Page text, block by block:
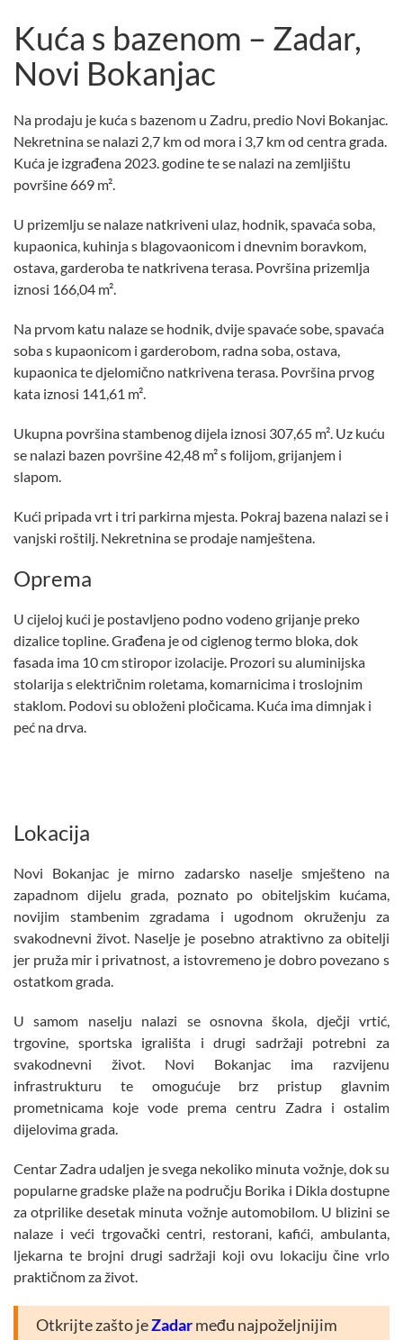
Kuća s bazenom – Zadar,
Novi Bokanjac
Na prodaju je kuća s bazenom u Zadru, predio Novi Bokanjac.
Nekretnina se nalazi 2,7 km od mora i 3,7 km od centra grada.
Kuća je izgrađena 2023. godine te se nalazi na zemljištu
površine 669 m².
U prizemlju se nalaze natkriveni ulaz, hodnik, spavaća soba,
kupaonica, kuhinja s blagovaonicom i dnevnim boravkom,
ostava, garderoba te natkrivena terasa. Površina prizemlja
iznosi 166,04 m².
Na prvom katu nalaze se hodnik, dvije spavaće sobe, spavaća
soba s kupaonicom i garderobom, radna soba, ostava,
kupaonica te djelomično natkrivena terasa. Površina prvog
kata iznosi 141,61 m².
Ukupna površina stambenog dijela iznosi 307,65 m². Uz kuću
se nalazi bazen površine 42,48 m² s folijom, grijanjem i
slapom.
Kući pripada vrt i tri parkirna mjesta. Pokraj bazena nalazi se i
vanjski roštilj. Nekretnina se prodaje namještena.
Oprema
U cijeloj kući je postavljeno podno vodeno grijanje preko
dizalice topline. Građena je od ciglenog termo bloka, dok
fasada ima 10 cm stiropor izolacije. Prozori su aluminijska
stolarija s električnim roletama, komarnicima i troslojnim
staklom. Podovi su obloženi pločicama. Kuća ima dimnjak i
peć na drva.
Lokacija
Novi Bokanjac je mirno zadarsko naselje smješteno na
zapadnom dijelu grada, poznato po obiteljskim kućama,
novijim stambenim zgradama i ugodnom okruženju za
svakodnevni život. Naselje je posebno atraktivno za obitelji
jer pruža mir i privatnost, a istovremeno je dobro povezano s
ostatkom grada.
U samom naselju nalazi se osnovna škola, dječji vrtić,
trgovine, sportska igrališta i drugi sadržaji potrebni za
svakodnevni život. Novi Bokanjac ima razvijenu
infrastrukturu te omogućuje brz pristup glavnim
prometnicama koje vode prema centru Zadra i ostalim
dijelovima grada.
Centar Zadra udaljen je svega nekoliko minuta vožnje, dok su
popularne gradske plaže na području Borika i Dikla dostupne
za otprilike desetak minuta vožnje automobilom. U blizini se
nalaze i veći trgovački centri, restorani, kafići, ambulanta,
ljekarna te brojni drugi sadržaji koji ovu lokaciju čine vrlo
praktičnom za život.
Otkrijte zašto jeZadarmeđu najpoželjnijim